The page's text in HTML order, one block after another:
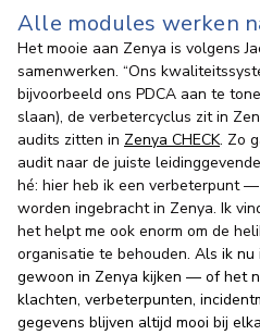
Alle modules werken
Het mooie aan Zenya is volgens
samenwerken. “Ons
bijvoorbeeld ons PDCA aan te
slaan), de verbetercyclus zit in
audits zitten in Zenya CHECK. Zo
audit naar de juiste
hé: hier heb ik een verbeterpunt
worden ingebracht in Zenya. Ik
het helpt me ook enorm om de
organisatie te behouden. Als ik nu
gewoon in Zenya kijken — of het
klachten, verbeterpunten,
gegevens blijven altijd mooi bij